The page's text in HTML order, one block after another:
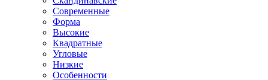
Современные
Форма
Высокие
Квадратные
Угловые
Низкие
Особенности